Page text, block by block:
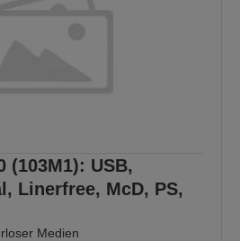
(103M1): USB,
Linerfree, McD, PS,
Medien